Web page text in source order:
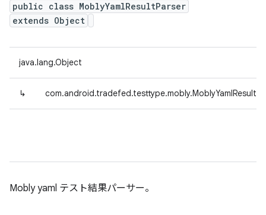
public class MoblyYamlResultParser
extends Object
java.lang.Object
↳
Mobly yaml テスト結果パーサー。